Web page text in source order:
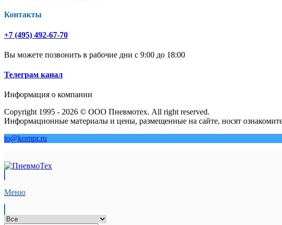
Контакты
+7 (495) 492-67-70
Вы можете позвонить в рабочие дни с 9:00 до 18:00
Телеграм канал
Информация о компании
Copyright 1995 - 2026 © ООО Пневмотех. All right reserved.
Информационные материалы и цены, размещенные на сайте, носят
to@kompr.ru
Меню